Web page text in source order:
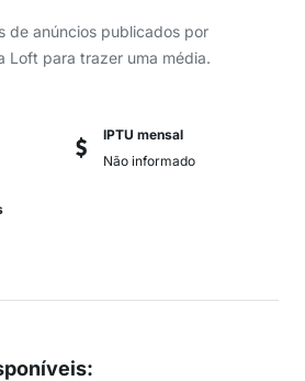
de anúncios publicados por
Loft para trazer uma média.
IPTU mensal
Não informado
: